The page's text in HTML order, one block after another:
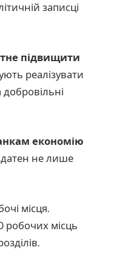
записці
підвищити
реалізувати
економію
не лише
місця.
робочих місць